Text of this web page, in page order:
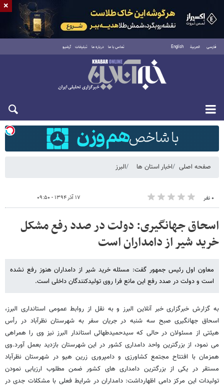
فارسی العربية English تماس با ما درباره ما تبلیغات آرشیو
شنبه ۱۷ مرداد ۱۴۰۵
صفحه اصلی اخبار استان ها البرز
۰ نفر ۱۷ آذر ۱۳۹۴ - ۰۹:۵۰
اسحاق جهانگیری: دولت در صدد رفع مشکل
خرید شیر از دامداران است
معاون اول رئیس جمهور گفت: مسئله خرید شیر از دامداران هنوز رفع نشده
است و دولت در صدد رفع این مانع فرا روی تولیدکنندگان داخلی است.
به گزارش خبرگزاری خبر آنلاین البرز و به نقل از روابط عمومی استانداری البرز،
اسحاق جهانگیری صبح سه شنبه در جریان سفر به شهرستان نظرآباد در رأس
هیئتی از مسئولان در حالی که سیدحمیدطهائی استاندار البرز نیز وی را همراهی
می نمود، از بزرگترین واحد دامداری کشور در این شهرستان بازدید بعمل آورد.وی
همزمان با افتتاح مجتمع کشاورزی و دامپروری زرین هیو در شهرستان نظرآباد
مستقر در یکی از بزرگترین دامداری های کشور ضمن مطلوب ارزیابی نمودن
تولیدات این مرکز دامی اظهارداشت: دامداران در شرایط فعلی با مشکلات جدی در
×